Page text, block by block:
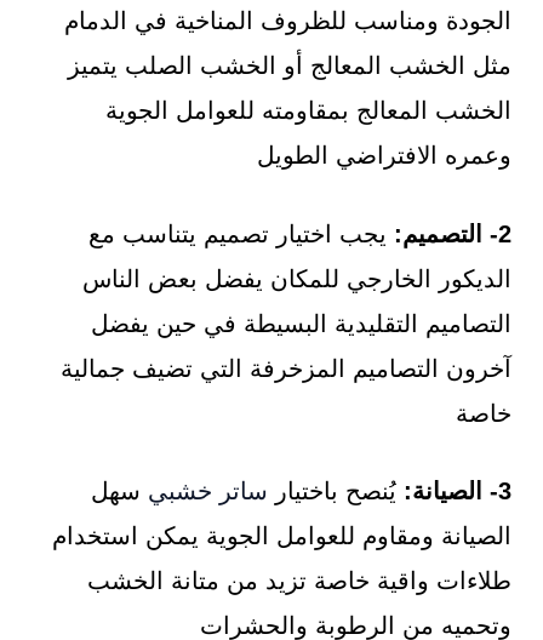
الجودة ومناسب للظروف المناخية في الدمام
مثل الخشب المعالج أو الخشب الصلب يتميز
الخشب المعالج بمقاومته للعوامل الجوية
وعمره الافتراضي الطويل
2- التصميم:
يجب اختيار تصميم يتناسب مع
الديكور الخارجي للمكان يفضل بعض الناس
التصاميم التقليدية البسيطة في حين يفضل
آخرون التصاميم المزخرفة التي تضيف جمالية
خاصة
3- الصيانة: يُنصح باختيار ساتر خشبي سهل
الصيانة ومقاوم للعوامل الجوية يمكن استخدام
طلاءات واقية خاصة تزيد من متانة الخشب
وتحميه من الرطوبة والحشرات